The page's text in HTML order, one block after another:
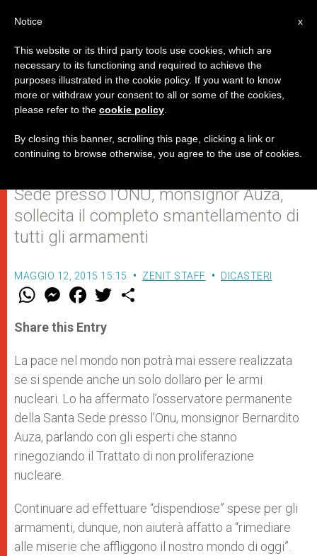
Nucleare: la “deterrenza” è
un’illusione
Sede presso l’ONU, monsignor Auza,
sollecita il completo smantellamento di
tutti gli armamenti
MAGGIO 12, 2015 15:15 ZENIT STAFF DICASTERI
W
t
s
p
p
M
e
s
e
g
e
r
F
a
e
b
o
k
w
r
Share this Entry
La pace nel mondo non potrà mai essere realizzata
se si spende anche un solo dollaro per le armi
nucleari. Lo ha affermato l’osservatore permanente
della Santa Sede presso l’Onu, monsignor Bernardito
Auza, parlando con gli esperti che stanno
rinegoziando il Trattato di non proliferazione
nucleare.
Continuare ad effettuare “dispendiose” spese per gli
armamenti, dunque, non aiuterà affatto a “rimediare
alle miserie che affliggono il nostro mondo di oggi”.
x
Notice
This website or its third party tools use cookies, which are
necessary to its functioning and required to achieve the
purposes illustrated in the cookie policy. If you want to know
more or withdraw your consent to all or some of the cookies,
please refer to the cookie policy
By closing this banner, scrolling this page, clicking a link or
continuing to browse otherwise, you agree to the use of cookies.